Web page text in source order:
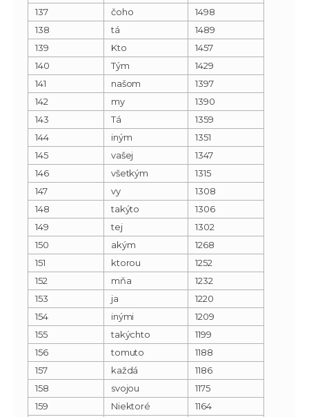
137
čoho
1498
138
tá
1489
139
Kto
1457
140
Tým
1429
141
našom
1397
142
my
1390
143
Tá
1359
144
iným
1351
145
vašej
1347
146
všetkým
1315
147
vy
1308
148
takýto
1306
149
tej
1302
150
akým
1268
151
ktorou
1252
152
mňa
1232
153
ja
1220
154
inými
1209
155
takýchto
1199
156
tomuto
1188
157
každá
1186
158
svojou
1175
159
Niektoré
1164